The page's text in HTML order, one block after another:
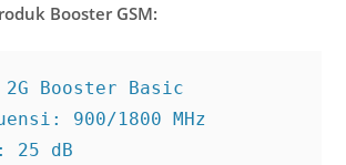
Booster GSM:
Booster Basic
900/1800 MHz
25 dB